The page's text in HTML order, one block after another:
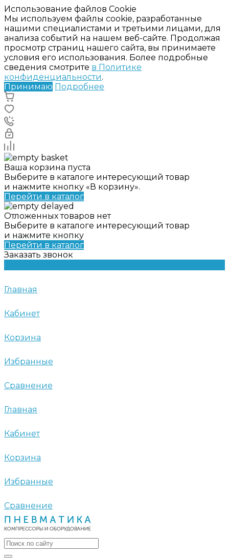
Использование файлов Cookie
Мы используем файлы cookie, разработанные
нашими специалистами и третьими лицами, для
анализа событий на нашем веб-сайте. Продолжая
просмотр страниц нашего сайта, вы принимаете
условия его использования. Более подробные
сведения смотрите в Политике
конфиденциальности.
Принимаю Подробнее
Ваша корзина пуста
Выберите в каталоге интересующий товар
и нажмите кнопку «В корзину».
Перейти в каталог
Отложенных товаров нет
Выберите в каталоге интересующий товар
и нажмите кнопку
Перейти в каталог
Заказать звонок
Главная
Кабинет
Корзина
Избранные
Сравнение
Главная
Кабинет
Корзина
Избранные
Сравнение